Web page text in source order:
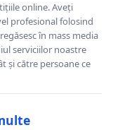
online. Aveți
profesional folosind
în mass media
serviciilor noastre
și către persoane ce